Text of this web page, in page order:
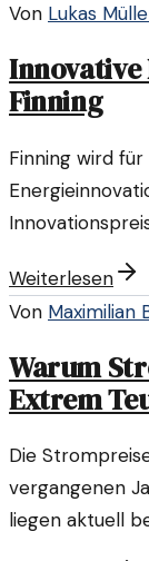
Von Lukas
Innovative
Finning
Finning wird
Weiterlesen
Von Maximilian
Warum
Extrem
Die
vergangenen
liegen aktuell